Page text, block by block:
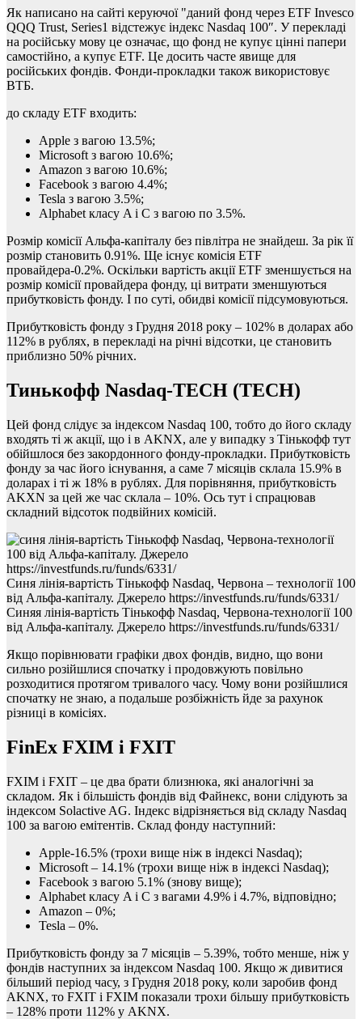
Як написано на сайті керуючої "даний фонд через ETF Invesco
QQQ Trust, Series1 відстежує індекс Nasdaq 100″. У перекладі
на російську мову це означає, що фонд не купує цінні папери
самостійно, а купує ETF. Це досить часте явище для
російських фондів. Фонди-прокладки також використовує
ВТБ.
до складу ETF входить:
Apple з вагою 13.5%;
Microsoft з вагою 10.6%;
Amazon з вагою 10.6%;
Facebook з вагою 4.4%;
Tesla з вагою 3.5%;
Alphabet класу A і С з вагою по 3.5%.
Розмір комісії Альфа-капіталу без півлітра не знайдеш. За рік її
розмір становить 0.91%. Ще існує комісія ETF
провайдера-0.2%. Оскільки вартість акції ETF зменшується на
розмір комісії провайдера фонду, ці витрати зменшуються
прибутковість фонду. І по суті, обидві комісії підсумовуються.
Прибутковість фонду з Грудня 2018 року – 102% в доларах або
112% в рублях, в перекладі на річні відсотки, це становить
приблизно 50% річних.
Тинькофф Nasdaq-TECH (TECH)
Цей фонд слідує за індексом Nasdaq 100, тобто до його складу
входять ті ж акції, що і в AKNX, але у випадку з Тінькофф тут
обійшлося без закордонного фонду-прокладки. Прибутковість
фонду за час його існування, а саме 7 місяців склала 15.9% в
доларах і ті ж 18% в рублях. Для порівняння, прибутковість
AKXN за цей же час склала – 10%. Ось тут і спрацював
складний відсоток подвійних комісій.
Синя лінія-вартість Тінькофф Nasdaq, Червона – технології 100
від Альфа-капіталу. Джерело https://investfunds.ru/funds/6331/
Синяя лінія-вартість Тінькофф Nasdaq, Червона-технології 100
від Альфа-капіталу. Джерело https://investfunds.ru/funds/6331/
Якщо порівнювати графіки двох фондів, видно, що вони
сильно розійшлися спочатку і продовжують повільно
розходитися протягом тривалого часу. Чому вони розійшлися
спочатку не знаю, а подальше розбіжність йде за рахунок
різниці в комісіях.
FinEx FXIM і FXIT
FXIM і FXIT – це два брати близнюка, які аналогічні за
складом. Як і більшість фондів від Файнекс, вони слідують за
індексом Solactive AG. Індекс відрізняється від складу Nasdaq
100 за вагою емітентів. Склад фонду наступний:
Apple-16.5% (трохи вище ніж в індексі Nasdaq);
Microsoft – 14.1% (трохи вище ніж в індексі Nasdaq);
Facebook з вагою 5.1% (знову вище);
Alphabet класу A і С з вагами 4.9% і 4.7%, відповідно;
Amazon – 0%;
Tesla – 0%.
Прибутковість фонду за 7 місяців – 5.39%, тобто менше, ніж у
фондів наступних за індексом Nasdaq 100. Якщо ж дивитися
більший період часу, з Грудня 2018 року, коли заробив фонд
AKNX, то FXIT і FXIM показали трохи більшу прибутковість
– 128% проти 112% у AKNX.